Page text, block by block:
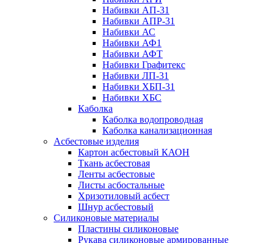
Набивки АП-31
Набивки АПР-31
Набивки АС
Набивки АФ1
Набивки АФТ
Набивки Графитекс
Набивки ЛП-31
Набивки ХБП-31
Набивки ХБС
Каболка
Каболка водопроводная
Каболка канализационная
Асбестовые изделия
Картон асбестовый КАОН
Ткань асбестовая
Ленты асбестовые
Листы асбостальные
Хризотиловый асбеcт
Шнур асбестовый
Силиконовые материалы
Пластины силиконовые
Рукава силиконовые армированные